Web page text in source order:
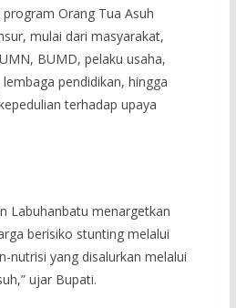
Orang Tua Asuh
mulai dari masyarakat,
BUMD, pelaku usaha,
pendidikan, hingga
terhadap upaya
Labuhanbatu menargetkan
berisiko stunting melalui
nutrisi yang disalurkan melalui
ujar Bupati.